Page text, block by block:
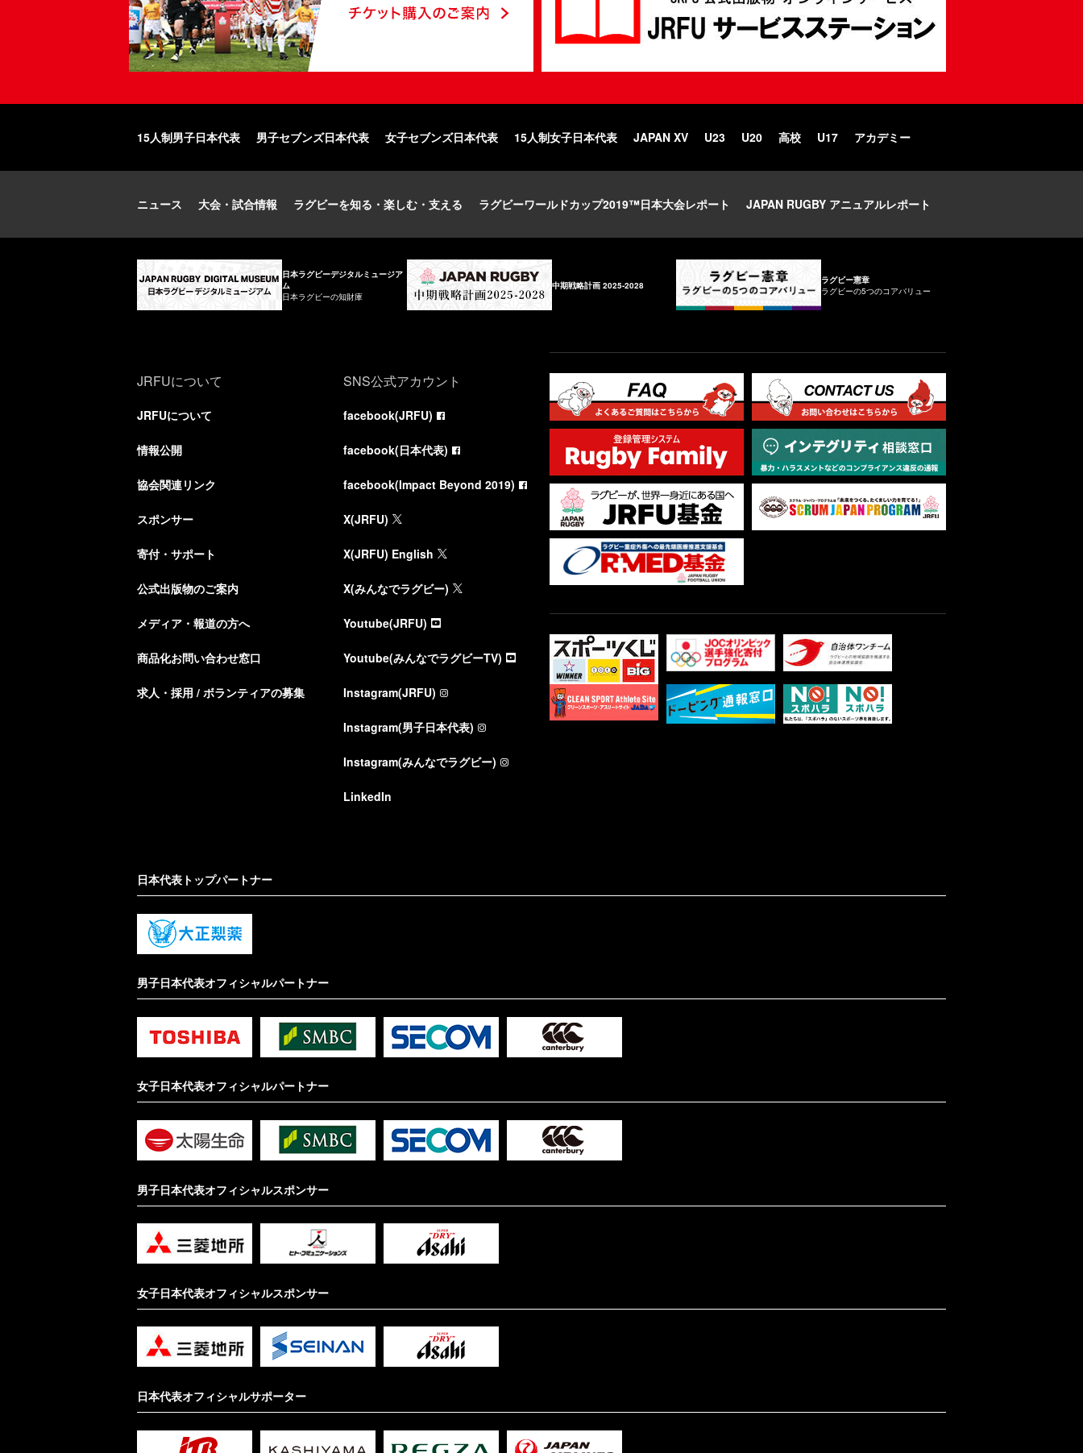
15人制男子日本代表 男子セブンズ日本代表 女子セブンズ日本代表 15人制女子日本代表 JAPAN XV U23 U20 高校 U17 アカデミー
ニュース 大会・試合情報 ラグビーを知る・楽しむ・支える ラグビーワールドカップ2019™日本大会レポート JAPAN RUGBY アニュアルレポート
日本ラグビーデジタルミュージア
ム
日本ラグビーの知財庫
中期戦略計画 2025-2028
ラグビー憲章
ラグビーの5つのコアバリュー
JRFUについて
JRFUについて
情報公開
協会関連リンク
スポンサー
寄付・サポート
公式出版物のご案内
メディア・報道の方へ
商品化お問い合わせ窓口
求人・採用 / ボランティアの募集
SNS公式アカウント
facebook(JRFU)
facebook(日本代表)
facebook(Impact Beyond 2019)
X(JRFU)
X(JRFU) English
X(みんなでラグビー)
Youtube(JRFU)
Youtube(みんなでラグビーTV)
Instagram(JRFU)
Instagram(男子日本代表)
Instagram(みんなでラグビー)
LinkedIn
日本代表トップパートナー
男子日本代表オフィシャルパートナー
女子日本代表オフィシャルパートナー
男子日本代表オフィシャルスポンサー
女子日本代表オフィシャルスポンサー
日本代表オフィシャルサポーター